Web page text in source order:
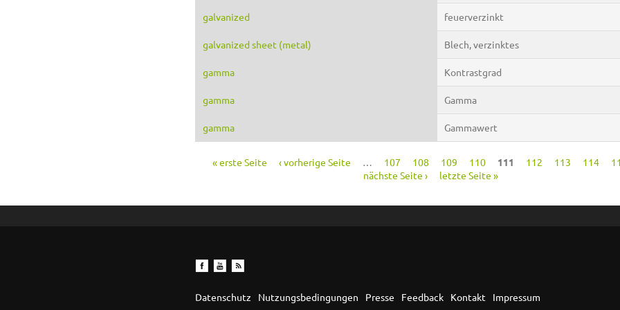
galvanized feuerverzinkt
galvanized sheet (metal) Blech, verzinktes
gamma Kontrastgrad
gamma Gamma
gamma Gammawert
« erste Seite ‹ vorherige Seite 107 108 109 110 111 112 113 114
nächste Seite ›
letzte Seite »
Datenschutz Nutzungsbedingungen Presse Feedback Kontakt Impressum